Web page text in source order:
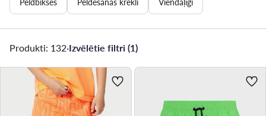
Peldbikses Peldēšanas krekli Viendaļīgi
Produkti: 132·Izvēlētie filtri (1)